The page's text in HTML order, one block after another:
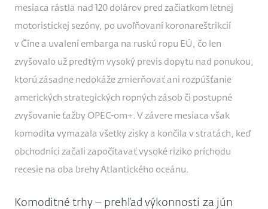
mesiaca rástla nad 120 dolárov pred začiatkom letnej
motoristickej sezóny, po uvoľňovaní koronareštrikcií
v Číne a uvalení embarga na ruskú ropu EÚ, čo len
zvyšovalo už predtým vysoký previs dopytu nad ponukou,
ktorú zásadne nedokáže zmierňovať ani rozpúšťanie
amerických strategických ropných zásob či postupné
zvyšovanie ťažby OPEC-om+. V závere mesiaca však
komodita vymazala všetky zisky a končila v stratách, keď
obchodníci začali započítavať vysoké riziko príchodu
recesie na oba brehy Atlantického oceánu.
Komoditné trhy – prehľad výkonnosti za jún